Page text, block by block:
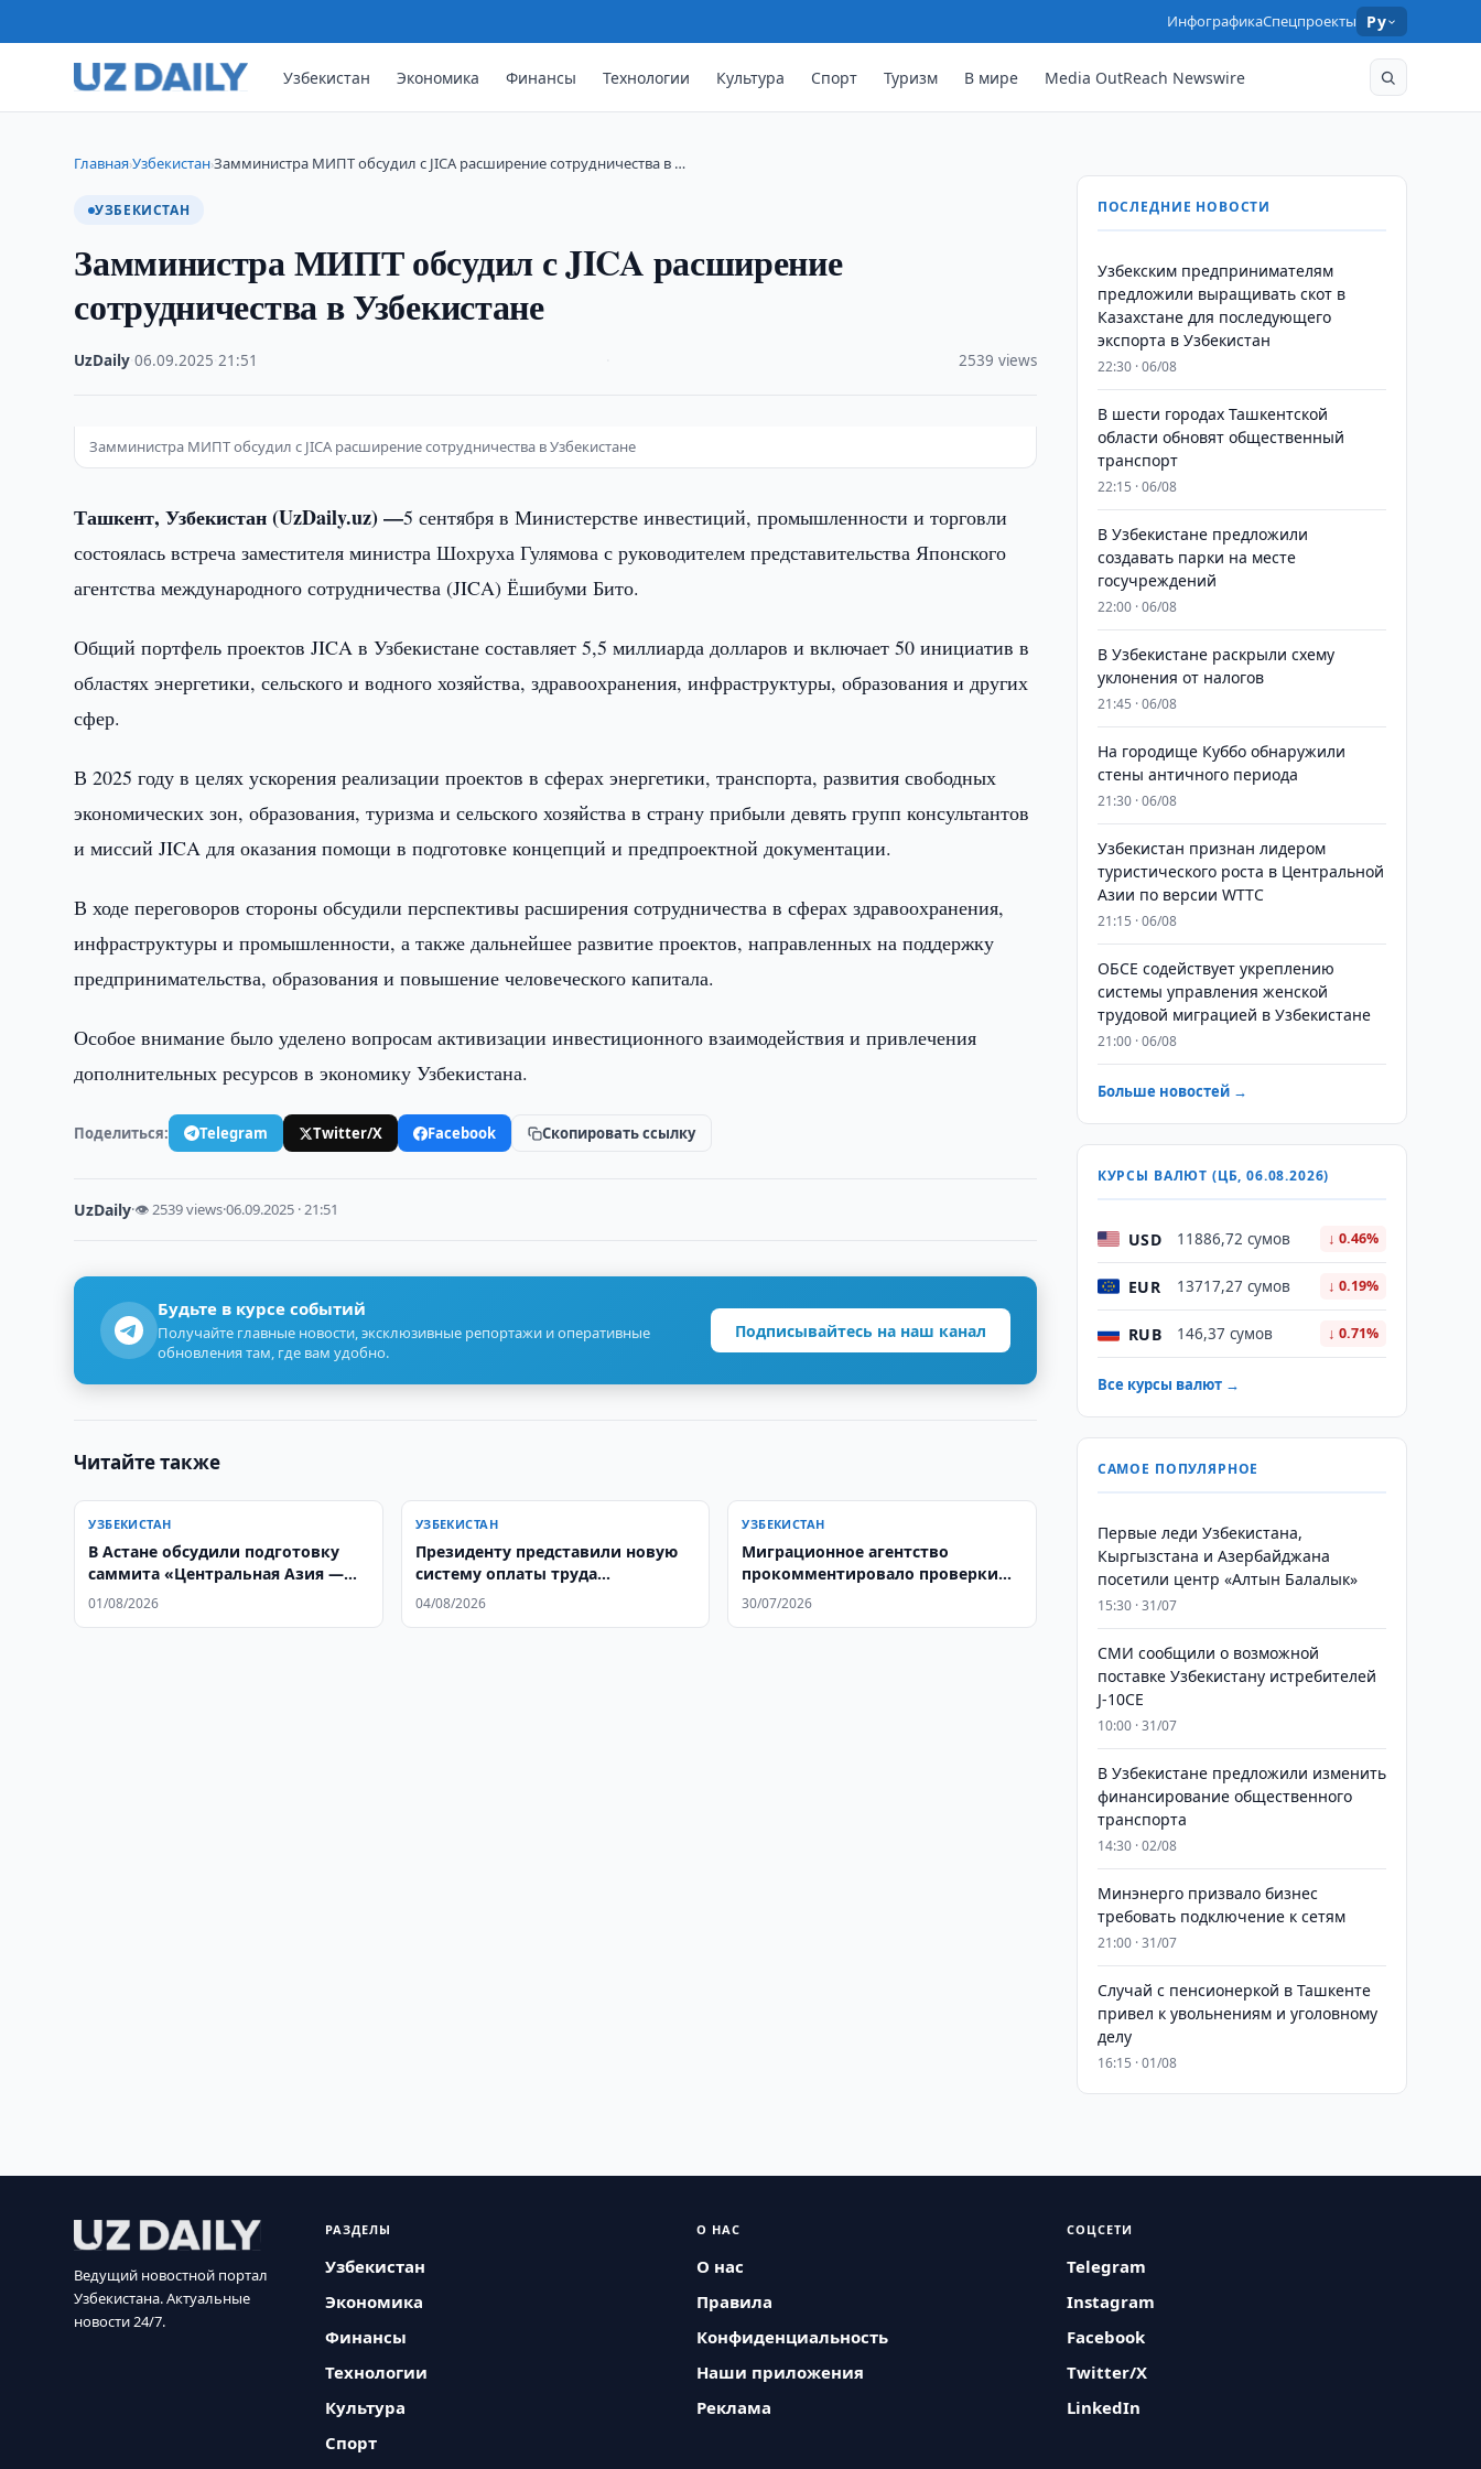
ИнфографикаСпецпроекты Ру
Узбекистан Экономика Финансы Технологии Культура Спорт Туризм В мире Media OutReach Newswire
Главная›Узбекистан›Замминистра МИПТ обсудил с JICA расширение сотрудничества в …
УЗБЕКИСТАН
Замминистра МИПТ обсудил с JICA расширение
сотрудничества в Узбекистане
UzDaily ·06.09.2025 ·21:51 2539 views
Замминистра МИПТ обсудил с JICA расширение сотрудничества в Узбекистане
Ташкент, Узбекистан (UzDaily.uz) —5 сентября в Министерстве инвестиций, промышленности и торговли
состоялась встреча заместителя министра Шохруха Гулямова с руководителем представительства Японского
агентства международного сотрудничества (JICA) Ёшибуми Бито.
Общий портфель проектов JICA в Узбекистане составляет 5,5 миллиарда долларов и включает 50 инициатив в
областях энергетики, сельского и водного хозяйства, здравоохранения, инфраструктуры, образования и других
сфер.
В 2025 году в целях ускорения реализации проектов в сферах энергетики, транспорта, развития свободных
экономических зон, образования, туризма и сельского хозяйства в страну прибыли девять групп консультантов
и миссий JICA для оказания помощи в подготовке концепций и предпроектной документации.
В ходе переговоров стороны обсудили перспективы расширения сотрудничества в сферах здравоохранения,
инфраструктуры и промышленности, а также дальнейшее развитие проектов, направленных на поддержку
предпринимательства, образования и повышение человеческого капитала.
Особое внимание было уделено вопросам активизации инвестиционного взаимодействия и привлечения
дополнительных ресурсов в экономику Узбекистана.
Поделиться: Telegram Twitter/X Facebook Скопировать ссылку
UzDaily·👁 2539 views·06.09.2025 · 21:51
Будьте в курсе событий
Получайте главные новости, эксклюзивные репортажи и оперативные
обновления там, где вам удобно.
Подписывайтесь на наш канал
Читайте также
УЗБЕКИСТАН
В Астане обсудили подготовку
саммита «Центральная Азия —
Корея»
01/08/2026
УЗБЕКИСТАН
Президенту представили новую
систему оплаты труда
госслужащих
04/08/2026
УЗБЕКИСТАН
Миграционное агентство
прокомментировало проверки
мигрантов в Москве
30/07/2026
ПОСЛЕДНИЕ НОВОСТИ
Узбекским предпринимателям
предложили выращивать скот в
Казахстане для последующего
экспорта в Узбекистан
22:30 · 06/08
В шести городах Ташкентской
области обновят общественный
транспорт
22:15 · 06/08
В Узбекистане предложили
создавать парки на месте
госучреждений
22:00 · 06/08
В Узбекистане раскрыли схему
уклонения от налогов
21:45 · 06/08
На городище Куббо обнаружили
стены античного периода
21:30 · 06/08
Узбекистан признан лидером
туристического роста в Центральной
Азии по версии WTTC
21:15 · 06/08
ОБСЕ содействует укреплению
системы управления женской
трудовой миграцией в Узбекистане
21:00 · 06/08
Больше новостей →
КУРСЫ ВАЛЮТ (ЦБ, 06.08.2026)
USD 11886,72 сумов ↓ 0.46%
EUR 13717,27 сумов ↓ 0.19%
RUB 146,37 сумов ↓ 0.71%
Все курсы валют →
САМОЕ ПОПУЛЯРНОЕ
Первые леди Узбекистана,
Кыргызстана и Азербайджана
посетили центр «Алтын Балалык»
15:30 · 31/07
СМИ сообщили о возможной
поставке Узбекистану истребителей
J-10CE
10:00 · 31/07
В Узбекистане предложили изменить
финансирование общественного
транспорта
14:30 · 02/08
Минэнерго призвало бизнес
требовать подключение к сетям
21:00 · 31/07
Случай с пенсионеркой в Ташкенте
привел к увольнениям и уголовному
делу
16:15 · 01/08
Ведущий новостной портал
Узбекистана. Актуальные
новости 24/7.
РАЗДЕЛЫ
Узбекистан
Экономика
Финансы
Технологии
Культура
Спорт
О НАС
О нас
Правила
Конфиденциальность
Наши приложения
Реклама
СОЦСЕТИ
Telegram
Instagram
Facebook
Twitter/X
LinkedIn